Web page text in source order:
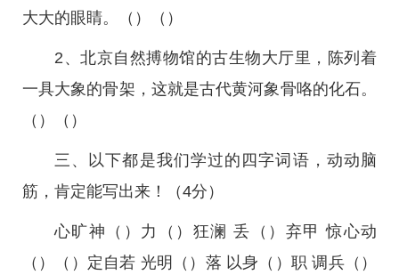
大大的眼睛。（）（）
2、北京自然搏物馆的古生物大厅里，陈列着
一具大象的骨架，这就是古代黄河象骨咯的化石。
（）（）
三、以下都是我们学过的四字词语，动动脑
筋，肯定能写出来！（4分）
心旷神（）力（）狂澜 丢（）弃甲 惊心动
（）（）定自若 光明（）落 以身（）职 调兵（）